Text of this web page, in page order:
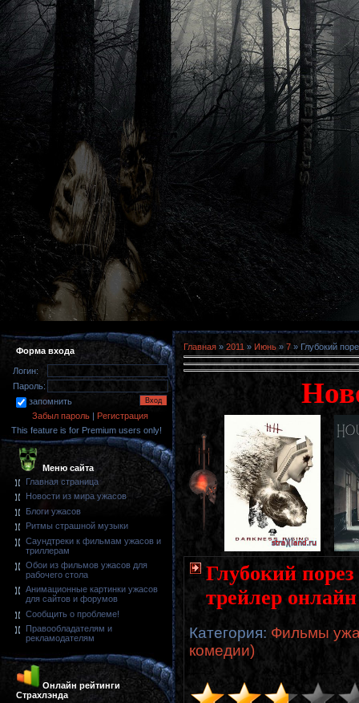
Форма входа
Логин:
Пароль:
запомнить
Забыл пароль | Регистрация
This feature is for Premium users only!
Меню сайта
Главная страница
Новости из мира ужасов
Блоги ужасов
Ритмы страшной музыки
Саундтреки к фильмам ужасов и
триллерам
Обои из фильмов ужасов для
рабочего стола
Анимационные картинки ужасов
для сайтов и форумов
Сообщить о проблеме!
Правообладателям и
рекламодателям
Онлайн рейтинги
Страхлэнда
Главная » 2011 » Июнь » 7 » Глубокий
Глубокий
трейлер
Категория: Фильмы
комедии)